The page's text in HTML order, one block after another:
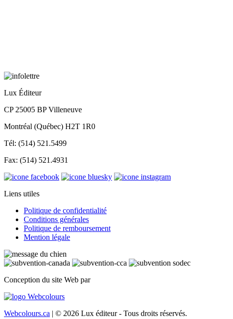
Lux Éditeur
CP 25005 BP Villeneuve
Montréal (Québec) H2T 1R0
Tél: (514) 521.5499
Fax: (514) 521.4931
Liens utiles
Politique de confidentialité
Conditions générales
Politique de remboursement
Mention légale
Conception du site Web par
Webcolours.ca | © 2026 Lux éditeur - Tous droits réservés.